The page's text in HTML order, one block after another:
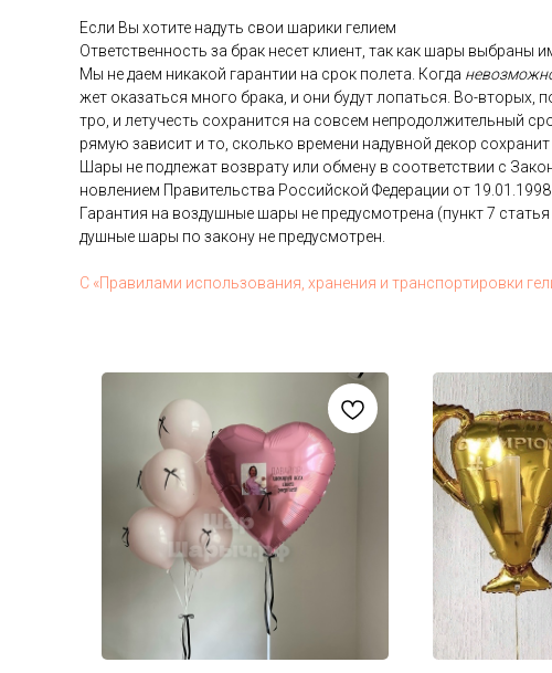
Ес­ли Вы хо­тите на­дуть свои ша­рики ге­ли­ем
От­ветс­твен­ность за брак не­сет кли­ент, так как ша­ры
Мы не да­ем ни­какой га­ран­тии на срок по­лета. Ког­да
жет ока­зать­ся мно­го бра­ка, и они бу­дут ло­пать­ся. Во-
тро, и ле­тучесть сох­ра­нит­ся на сов­сем неп­ро­дол­жи­тель­ный
ря­мую за­висит и то, сколь­ко вре­мени на­дув­ной де­кор
Ша­ры не под­ле­жат воз­вра­ту или об­ме­ну в со­от­ветс­твии с
нов­ле­ни­ем Пра­витель­ства Рос­сий­ской Фе­дера­ции от
Га­ран­тия на воз­душные ша­ры не пре­дус­мотре­на (пункт 7
душные ша­ры по за­кону не пре­дус­мотрен.
С «Пра­вила­ми ис­поль­зо­вания, хра­нения и тран­спор­ти­ров­ки